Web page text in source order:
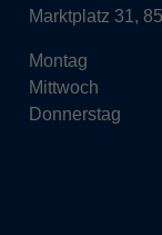
Marktplatz 31,
Montag
Mittwoch
Donnerstag